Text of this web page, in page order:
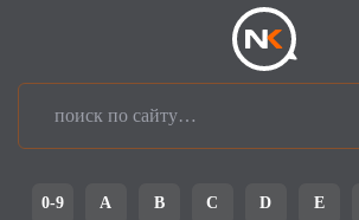
0-9 A B C D E